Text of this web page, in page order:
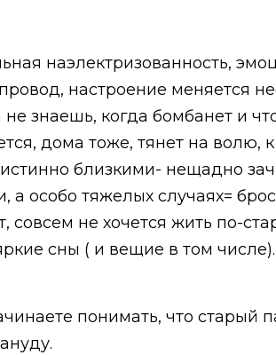
наэлектризованность,
настроение меняется
знаешь, когда бомбанет и
дома тоже, тянет на волю, к
истинно близкими- нещадно
а особо тяжелых случаях=
не хочется жить по-
сны ( и вещие в том
понимать, что старый